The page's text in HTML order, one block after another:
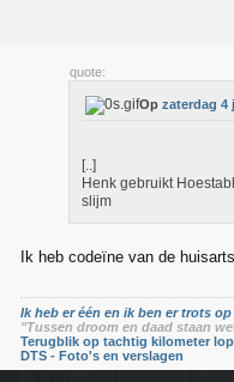
quote:
Op zaterdag 4
[..]
Henk gebruikt
slijm
Ik heb codeïne van de
Ik heb er één en ik ben er trots op
"Tussen droom en daad staan
Terugblik op tachtig kilometer
DTS - Foto's en verslagen